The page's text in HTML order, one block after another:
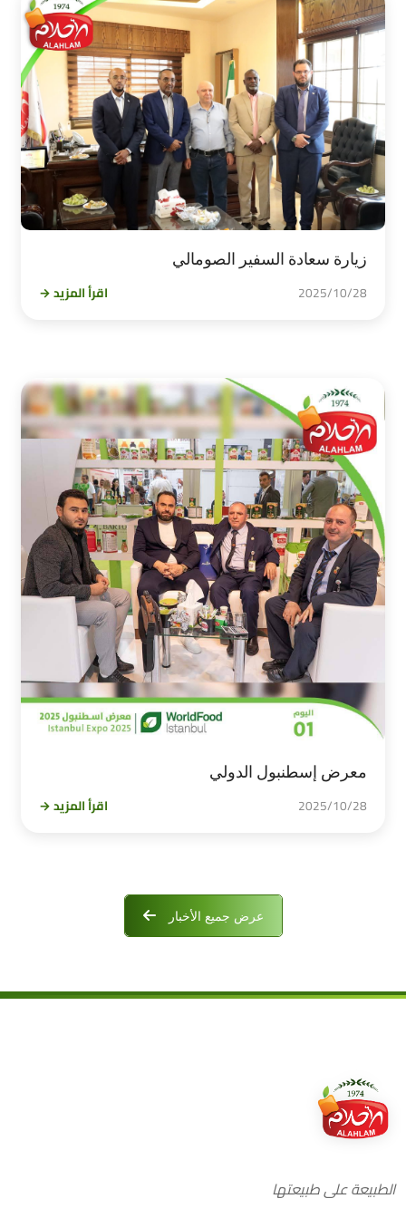
زيارة سعادة السفير الصومالي
2025/10/28 اقرأ المزيد →
معرض إسطنبول الدولي
2025/10/28 اقرأ المزيد →
عرض جميع الأخبار
الطبيعة على طبيعتها